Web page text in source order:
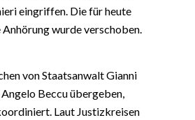
eingriffen. Die für heute
wurde verschoben.
von Staatsanwalt Gianni
Beccu übergeben,
Laut Justizkreisen